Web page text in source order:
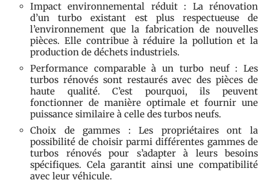
Impact environnemental réduit : La rénovation
d’un turbo existant est plus respectueuse de
l’environnement que la fabrication de nouvelles
pièces. Elle contribue à réduire la pollution et la
production de déchets industriels.
Performance comparable à un turbo neuf : Les
turbos rénovés sont restaurés avec des pièces de
haute qualité. C’est pourquoi, ils peuvent
fonctionner de manière optimale et fournir une
puissance similaire à celle des turbos neufs.
Choix de gammes : Les propriétaires ont la
possibilité de choisir parmi différentes gammes de
turbos rénovés pour s’adapter à leurs besoins
spécifiques. Cela garantit ainsi une compatibilité
avec leur véhicule.